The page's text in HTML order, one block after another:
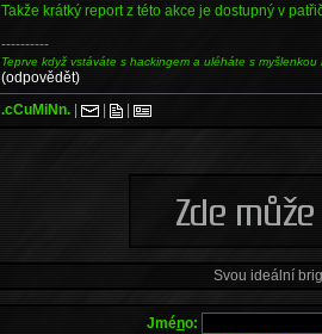
Takže krátký report z této akce je dostupný v
----------
Teprve když vstáváte s hackingem a uléháte s
(odpovědět)
.cCuMiNn. | | |
Svou ideální
Jméno: